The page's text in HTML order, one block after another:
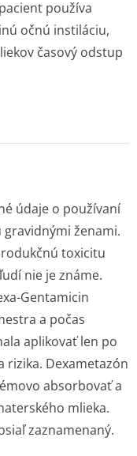
používa
očnú instiláciu,
časový odstup
údaje o používaní
ženami.
toxicitu
nie je známe.
Gentamicin
a počas
aplikovať len po
Dexametazón
absorbovať a
mlieka.
zaznamenaný.